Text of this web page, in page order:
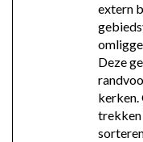
extern
Deze
kerken.
trekken